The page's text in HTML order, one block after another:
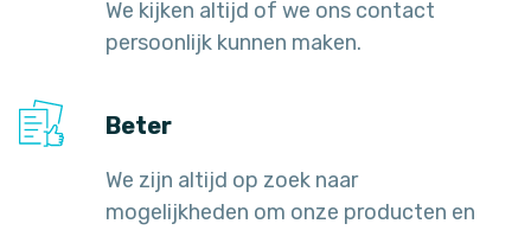
We kijken altijd of we ons contact
persoonlijk kunnen maken.
Beter
We zijn altijd op zoek naar
mogelijkheden om onze producten en